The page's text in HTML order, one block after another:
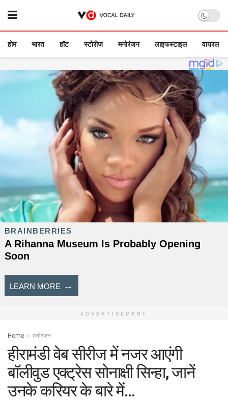
होम भारत हॉट स्टोरीज मनोरंजन लाइफस्टाइल वायरल
ADVERTISEMENT
Home मनोरंजन
हीरामंडी वेब सीरीज में नजर आएंगी
बॉलीवुड एक्ट्रेस सोनाक्षी सिन्हा, जानें
उनके करियर के बारे में…